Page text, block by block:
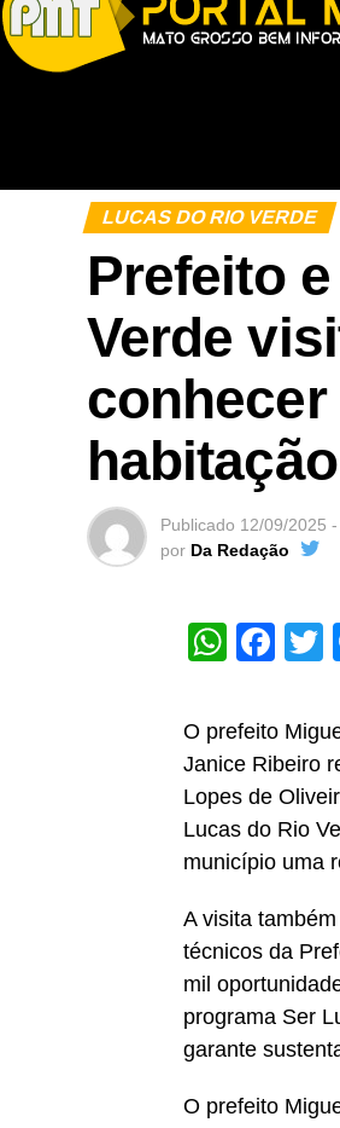
LUCAS DO RIO VERDE
Prefeito
Verde
habitação
Publicado 12/09/2025
por Da Redação
O prefeito
Janice Ribeiro
Lopes de
Lucas do Rio
município uma
A visita
técnicos da
mil
programa Ser
garante
O prefeito